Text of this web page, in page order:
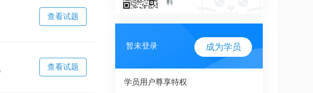
查看试题
查看试题
料
暂未登录 成为学员
学员用户尊享特权